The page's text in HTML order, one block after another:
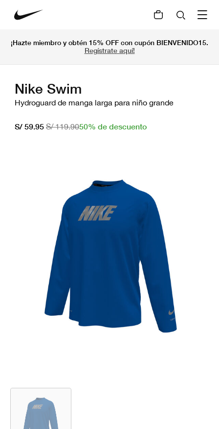
¡Hazte miembro y obtén 15% OFF con cupón BIENVENIDO15.
Regístrate aquí!
Nike Swim
Hydroguard de manga larga para niño grande
S/ 59.95 S/ 119.9050% de descuento